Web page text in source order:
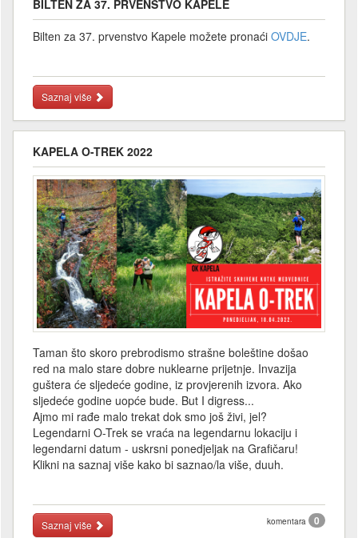
BILTEN ZA 37. PRVENSTVO KAPELE
Bilten za 37. prvenstvo Kapele možete pronaći OVDJE.
Saznaj više
KAPELA O-TREK 2022
Taman što skoro prebrodismo strašne boleštine došao
red na malo stare dobre nuklearne prijetnje. Invazija
guštera će sljedeće godine, iz provjerenih izvora. Ako
sljedeće godine uopće bude. But I digress...
Ajmo mi rađe malo trekat dok smo još živi, jel?
Legendarni O-Trek se vraća na legendarnu lokaciju i
legendarni datum - uskrsni ponedjeljak na Grafičaru!
Klikni na saznaj više kako bi saznao/la više, duuh.
Saznaj više komentara 0